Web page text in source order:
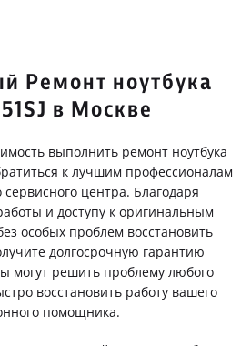
Ремонт ноутбука
в Москве
выполнить ремонт ноутбука
к лучшим профессионалам
сервисного центра. Благодаря
и доступу к оригинальным
особых проблем восстановить
долгосрочную гарантию
могут решить проблему любого
восстановить работу вашего
помощника.